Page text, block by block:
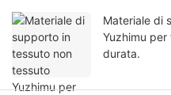
Materiale di
Yuzhimu
durata.